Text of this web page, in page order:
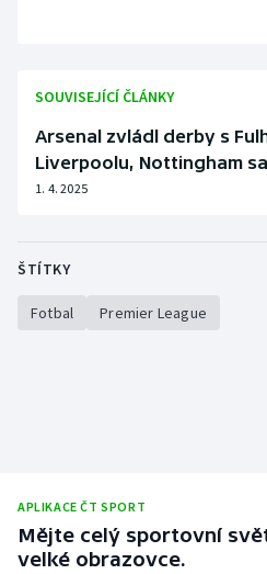
SOUVISEJÍCÍ ČLÁNKY
Arsenal zvládl derby s
Liverpoolu, Nottingham
1. 4. 2025
ŠTÍTKY
Fotbal Premier League
APLIKACE ČT SPORT
Mějte celý sportovní
velké obrazovce.